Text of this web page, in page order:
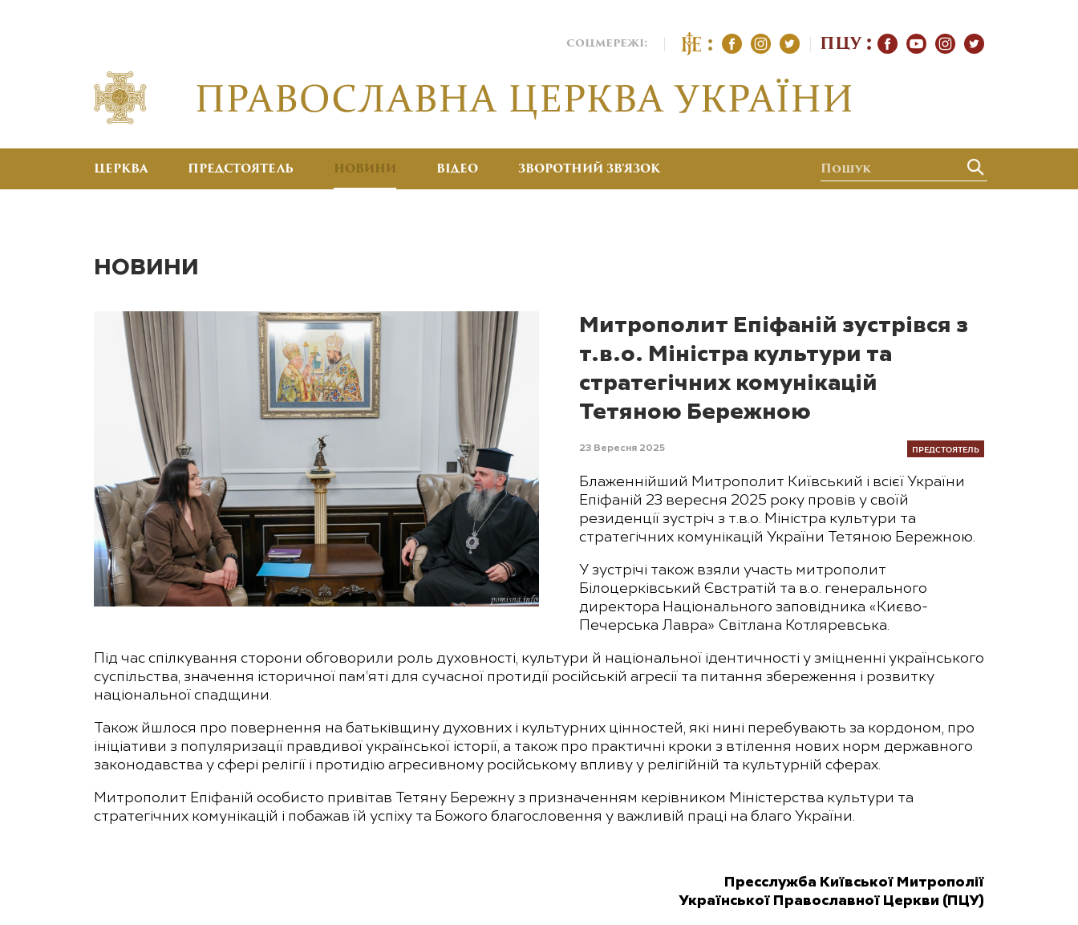
соцмережі: ПЦУ
ЦЕРКВА ПРЕДСТОЯТЕЛЬ НОВИНИ ВІДЕО ЗВОРОТНИЙ ЗВ’ЯЗОК
НОВИНИ
Митрополит Епіфаній зустрівся з
т.в.о. Міністра культури та
стратегічних комунікацій
Тетяною Бережною
23 Вересня 2025 ПРЕДСТОЯТЕЛЬ
Блаженнійший Митрополит Київський і всієї України
Епіфаній 23 вересня 2025 року провів у своїй
резиденції зустріч з т.в.о. Міністра культури та
стратегічних комунікацій України Тетяною Бережною.
У зустрічі також взяли участь митрополит
Білоцерківський Євстратій та в.о. генерального
директора Національного заповідника «Києво-
Печерська Лавра» Світлана Котляревська.
Під час спілкування сторони обговорили роль духовності, культури й національної ідентичності у зміцненні українського
суспільства, значення історичної пам’яті для сучасної протидії російській агресії та питання збереження і розвитку
національної спадщини.
Також йшлося про повернення на батьківщину духовних і культурних цінностей, які нині перебувають за кордоном, про
ініціативи з популяризації правдивої української історії, а також про практичні кроки з втілення нових норм державного
законодавства у сфері релігії і протидію агресивному російському впливу у релігійній та культурній сферах.
Митрополит Епіфаній особисто привітав Тетяну Бережну з призначенням керівником Міністерства культури та
стратегічних комунікацій і побажав їй успіху та Божого благословення у важливій праці на благо України.
Пресслужба Київської Митрополії
Української Православної Церкви (ПЦУ)